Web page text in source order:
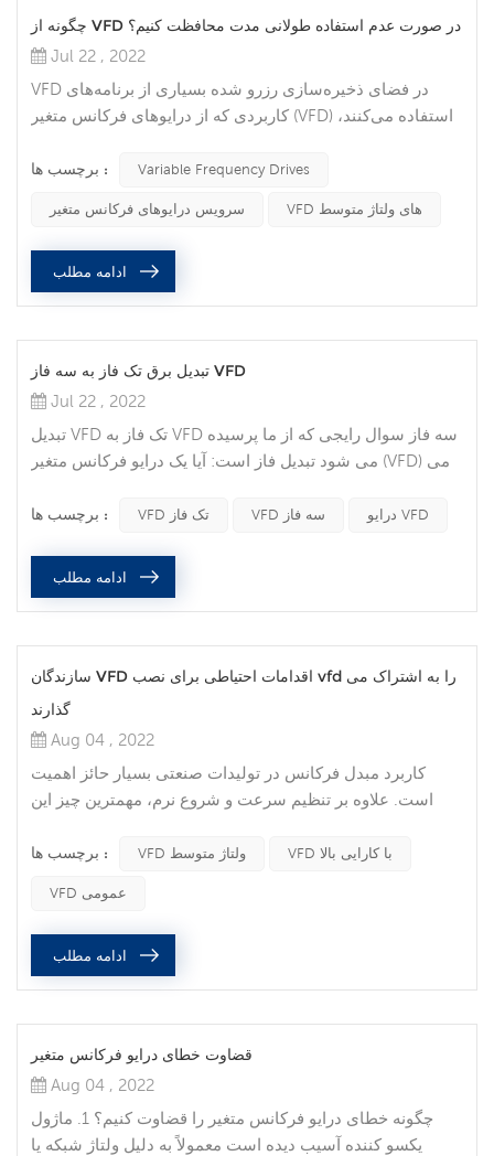
چگونه از VFD در صورت عدم استفاده طولانی مدت محافظت کنیم؟
Jul 22 , 2022
VFD در فضای ذخیره‌سازی رزرو شده بسیاری از برنامه‌های
کاربردی که از درایوهای فرکانس متغیر (VFD) استفاده می‌کنند،
کنند. بسیاری از مردم ترجیح می دهند یک VFD یدکی را در قفسه
اگر مراقب نباشید، VFD ممکن است زمانی که به آن نیاز دارید
برچسب ها : Variable Frequency Drives
سرویس درایوهای فرکانس متغیر VFD های ولتاژ متوسط
ادامه مطلب
تبدیل برق تک فاز به سه فاز VFD
Jul 22 , 2022
تبدیل VFD تک فاز به VFD سه فاز سوال رایجی که از ما پرسیده
می شود تبدیل فاز است: آیا یک درایو فرکانس متغیر (VFD) می
برق متناوب تک فاز در بسیاری از مکان‌های مسکونی و کشاورزی
است. معمولاً فقط دو فاز (L1 و L2) و احتمالاً خنثی دارد. برق تک
برچسب ها : VFD تک فاز VFD سه فاز درایو VFD
ادامه مطلب
سازندگان VFD اقدامات احتیاطی برای نصب vfd را به اشتراک می
گذارند
Aug 04 , 2022
کاربرد مبدل فرکانس در تولیدات صنعتی بسیار حائز اهمیت
است. علاوه بر تنظیم سرعت و شروع نرم، مهمترین چیز این
حاضر با بهبود مستمر اتوماسیون صنعتی، مبدل های فرکانس نیز
مشتریان در مورد اقدامات احتیاطی هنگام نصب اینورتر جویا
شده اند. سازنده اینورتر Dolycon زیر برخی از اقدامات
برچسب ها : VFD ولتاژ متوسط VFD با کارایی بالا
VFD عمومی
ادامه مطلب
قضاوت خطای درایو فرکانس متغیر
Aug 04 , 2022
چگونه خطای درایو فرکانس متغیر را قضاوت کنیم؟ 1. ماژول
یکسو کننده آسیب دیده است معمولاً به دلیل ولتاژ شبکه یا